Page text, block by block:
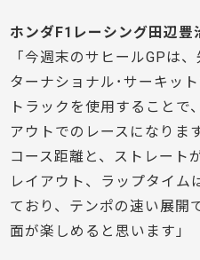
ホンダF1レーシング田辺豊
「今週末のサヒールGPは
ターナショナル･サーキッ
トラックを使用することで
アウトでのレースになりま
コース距離と、ストレート
レイアウト、ラップタイム
ており、テンポの速い展開
面が楽しめると思います」